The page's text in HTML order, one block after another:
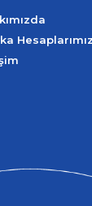
Hesaplarımız